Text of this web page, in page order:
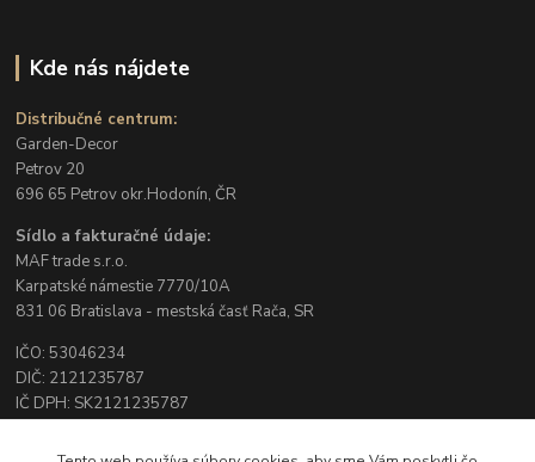
Kde nás nájdete
Distribučné centrum:
Garden-Decor
Petrov 20
696 65 Petrov okr.Hodonín, ČR
Sídlo a fakturačné údaje:
MAF trade s.r.o.
Karpatské námestie 7770/10A
831 06 Bratislava - mestská časť Rača, SR
IČO: 53046234
DIČ: 2121235787
IČ DPH: SK2121235787